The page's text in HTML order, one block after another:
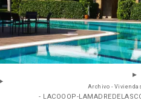
Archivo -
- LACOOOP-